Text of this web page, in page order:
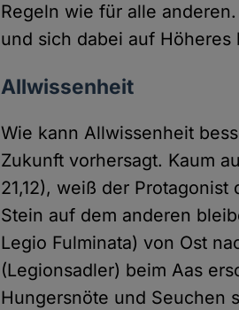
Regeln wie für alle
und sich dabei auf Höheres
Allwissenheit
Wie kann Allwissenheit
Zukunft vorhersagt. Kaum
21,12), weiß der
Stein auf dem anderen
Legio Fulminata) von Ost
(Legionsadler) beim Aas
Hungersnöte und Seuchen